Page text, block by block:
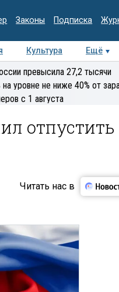
Законы Подписка
Культура Ещё
Колумнисты
превысила 27,2 тысячи
уровне не ниже 40% от
с 1 августа
отпустить
Читать нас в